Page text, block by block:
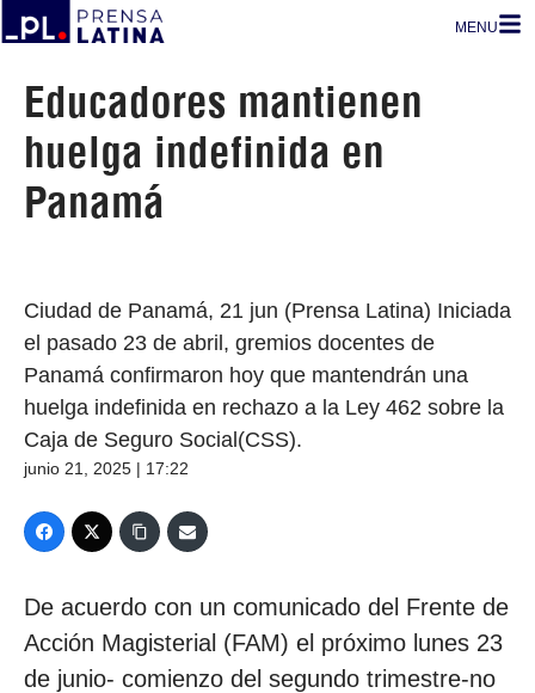
MENU
Educadores mantienen
huelga indefinida en
Panamá
Ciudad de Panamá, 21 jun (Prensa Latina) Iniciada
el pasado 23 de abril, gremios docentes de
Panamá confirmaron hoy que mantendrán una
huelga indefinida en rechazo a la Ley 462 sobre la
Caja de Seguro Social(CSS).
junio 21, 2025 | 17:22
De acuerdo con un comunicado del Frente de
Acción Magisterial (FAM) el próximo lunes 23
de junio- comienzo del segundo trimestre-no